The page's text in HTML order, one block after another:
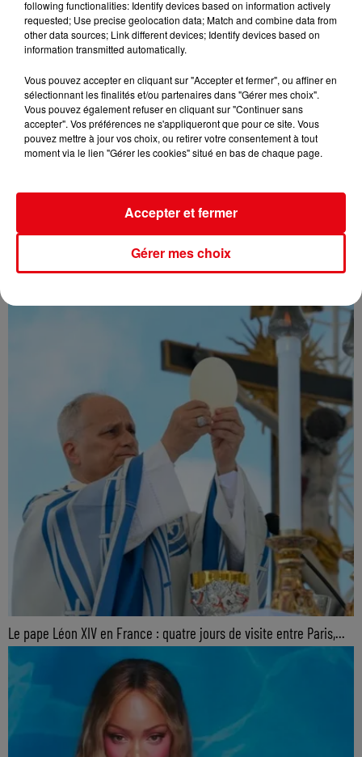
Var : L' incendie du Gros Bessillon désormais fixé après avoir...
Le pape Léon XIV en France : quatre jours de visite entre Paris,...
following functionalities: Identify devices based on information actively
requested; Use precise geolocation data; Match and combine data from
other data sources; Link different devices; Identify devices based on
information transmitted automatically.
Vous pouvez accepter en cliquant sur "Accepter et fermer", ou affiner en
sélectionnant les finalités et/ou partenaires dans "Gérer mes choix".
Vous pouvez également refuser en cliquant sur "Continuer sans
accepter". Vos préférences ne s'appliqueront que pour ce site. Vous
pouvez mettre à jour vos choix, ou retirer votre consentement à tout
moment via le lien "Gérer les cookies" situé en bas de chaque page.
Gérer mes choix
Accepter et fermer